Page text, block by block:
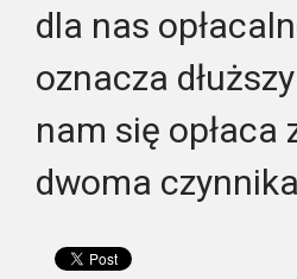
dla nas
oznacza
nam się
dwoma